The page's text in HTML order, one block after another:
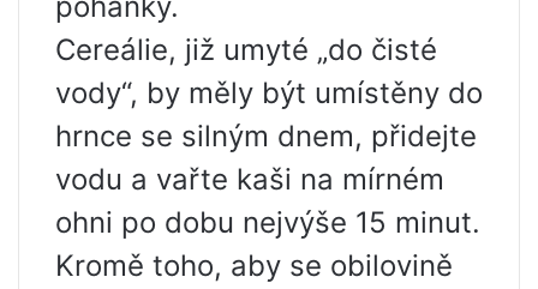
Cereálie, již umyté „do čisté
vody“, by měly být umístěny do
hrnce se silným dnem, přidejte
vodu a vařte kaši na mírném
ohni po dobu nejvýše 15 minut.
Kromě toho, aby se obilovině